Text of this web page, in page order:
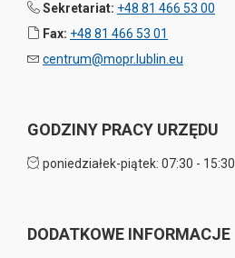
Sekretariat: +48 81 466 53 00
Fax: +48 81 466 53 01
centrum@mopr.lublin.eu
GODZINY PRACY URZĘDU
poniedziałek-piątek: 07:30 - 15:30
DODATKOWE INFORMACJE